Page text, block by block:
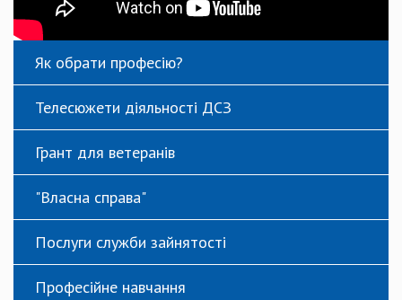
Як обрати професію?
Телесюжети діяльності ДСЗ
Грант для ветеранів
"Власна справа"
Послуги служби зайнятості
Професійне навчання